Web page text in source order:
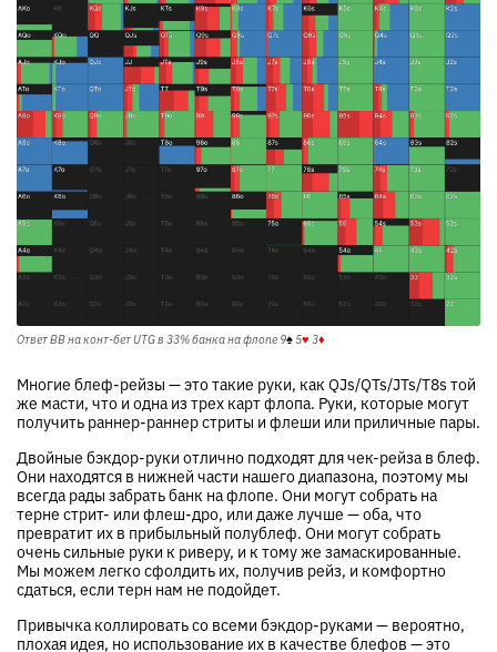
Ответ BB на конт-бет UTG в 33% банка на флопе 9♠5♥ 3♦
Многие блеф-рейзы — это такие руки, как QJs/QTs/JTs/T8s той
же масти, что и одна из трех карт флопа. Руки, которые могут
получить раннер-раннер стриты и флеши или приличные пары.
Двойные бэкдор-руки отлично подходят для чек-рейза в блеф.
Они находятся в нижней части нашего диапазона, поэтому мы
всегда рады забрать банк на флопе. Они могут собрать на
терне стрит- или флеш-дро, или даже лучше — оба, что
превратит их в прибыльный полублеф. Они могут собрать
очень сильные руки к риверу, и к тому же замаскированные.
Мы можем легко сфолдить их, получив рейз, и комфортно
сдаться, если терн нам не подойдет.
Привычка коллировать со всеми бэкдор-руками — вероятно,
плохая идея, но использование их в качестве блефов — это